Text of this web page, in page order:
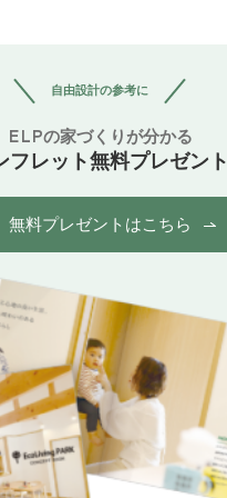
自由設計の参考に
ELPの家づくりが分かる
フレット無料プレゼント
無料プレゼントはこちら